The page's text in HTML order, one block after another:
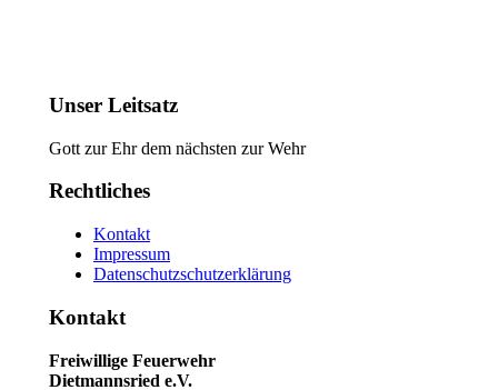
Unser Leitsatz
Gott zur Ehr dem nächsten zur Wehr
Rechtliches
Kontakt
Impressum
Datenschutzschutzerklärung
Kontakt
Freiwillige Feuerwehr
Dietmannsried e.V.